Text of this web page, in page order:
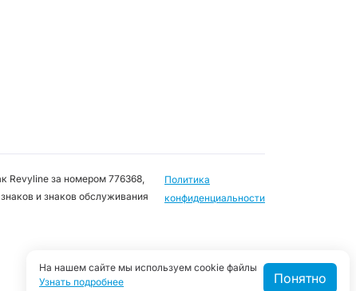
Revyline за номером 776368,
и знаков обслуживания
Политика
конфиденциальности
На нашем сайте мы используем cookie файлы
Узнать подробнее
Понятно